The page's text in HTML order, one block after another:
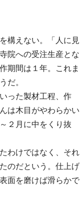
構えない。「人に見
院への受注生産とな
期間は１年。これま
だ。
った製材工程、作
は木目がやわらかい
２月に中をくり抜
わけではなく、それ
のだという。仕上げ
面を磨けば滑らかで